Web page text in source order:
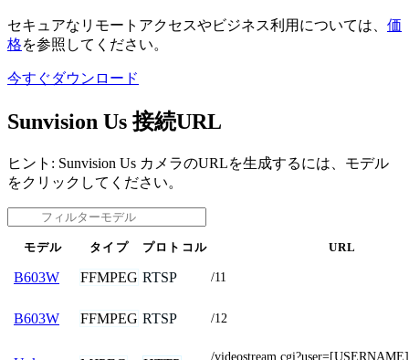
セキュアなリモートアクセスやビジネス利用については、 価
格を参照してください。
今すぐダウンロード
Sunvision Us 接続URL
ヒント: Sunvision Us カメラのURLを生成するには、モデル
をクリックしてください。
モデル タイプ プロトコル URL
B603W FFMPEG RTSP /11
B603W FFMPEG RTSP /12
/